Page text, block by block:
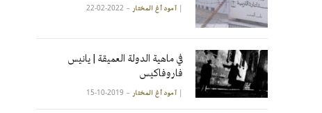
| آمود أغ المختار 2022-02-22
في ماهية الدولة العميقة | يانيس
فاروفاكيس
| آمود أغ المختار 2019-10-15